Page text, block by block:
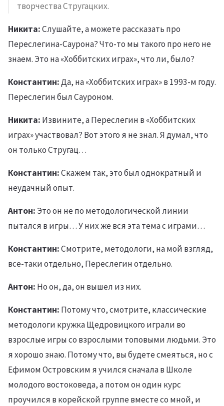
творчества Стругацких.
Никита:Слушайте, а можете рассказать про
Переслегина-Саурона? Что-то мы такого про него не
знаем. Это на «Хоббитских играх», что ли, было?
Константин:Да, на «Хоббитских играх» в 1993-м году.
Переслегин был Сауроном.
Никита: Извините, а Переслегин в «Хоббитских
играх» участвовал? Вот этого я не знал. Я думал, что
он только Стругац…
Константин:Скажем так, это был однократный и
неудачный опыт.
Антон: Это он не по методологической линии
пытался в игры… У них же вся эта тема с играми…
Константин:Смотрите, методологи, на мой взгляд,
все-таки отдельно, Переслегин отдельно.
Антон: Но он, да, он вышел из них.
Константин: Потому что, смотрите, классические
методологи кружка Щедровицкого играли во
взрослые игры со взрослыми топовыми людьми. Это
я хорошо знаю. Потому что, вы будете смеяться, но с
Ефимом Островским я учился сначала в Школе
молодого востоковеда, а потом он один курс
проучился в корейской группе вместе со мной, и